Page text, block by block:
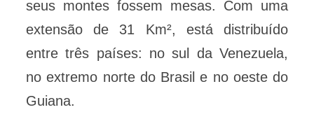
seus montes fossem mesas. Com uma
extensão de 31 Km², está distribuído
entre três países: no sul da Venezuela,
no extremo norte do Brasil e no oeste do
Guiana.